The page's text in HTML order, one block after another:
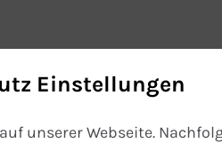
help.
Einstellungen
unserer Webseite.